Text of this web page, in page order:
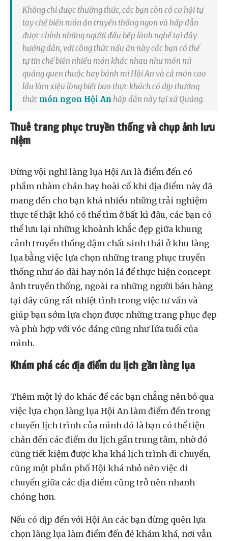
Không chỉ được thưởng thức, các bạn còn có cơ hội tự
tay chế biến món ăn truyền thống ngon và hấp dẫn
được chính những người đầu bếp lành nghề tại đây
hướng dẫn, với công thức nấu ăn này các bạn có thể
tự tin chế biến nhiều món khác nhau như món mì
quảng quen thuộc hay bánh mì Hội An và cả món cao
lầu làm xiệu lòng biết bao thực khách có dịp thưởng
thức món ngon Hội An hấp dẫn này tại xứ Quảng.
Thuê trang phục truyền thống và chụp ảnh lưu
niệm
Đừng vội nghĩ làng lụa Hội An là điểm đến có
phầm nhàm chán hay hoài cổ khi địa điểm này đã
mang đến cho bạn khá nhiều những trải nghiệm
thực tế thật khó có thể tìm ở bất kì đâu, các bạn có
thể lưu lại những khoảnh khắc đẹp giữa khung
cảnh truyền thống đậm chất sinh thái ở khu làng
lụa bằng việc lựa chọn những trang phục truyền
thống như áo dài hay nón lá để thực hiện concept
ảnh truyền thống, ngoài ra những người bán hàng
tại đây cũng rất nhiệt tình trong việc tư vấn và
giúp bạn sớm lựa chọn được những trang phục đẹp
và phù hợp với vóc dáng cũng như lứa tuổi của
mình.
Khám phá các địa điểm du lịch gần làng lụa
Thêm một lý do khác để các bạn chẳng nên bỏ qua
việc lựa chọn làng lụa Hội An làm điểm đến trong
chuyến lịch trình của mình đó là bạn có thể tiện
chân đến các điểm du lịch gần trung tâm, nhờ đó
cũng tiết kiệm được kha khá lịch trình di chuyển,
cũng một phần phố Hội khá nhỏ nên việc di
chuyển giữa các địa điểm cũng trở nên nhanh
chóng hơn.
Nếu có dịp đến với Hội An các bạn đừng quên lựa
chọn làng lụa làm điểm đến đẻ khám khá, nơi vẫn